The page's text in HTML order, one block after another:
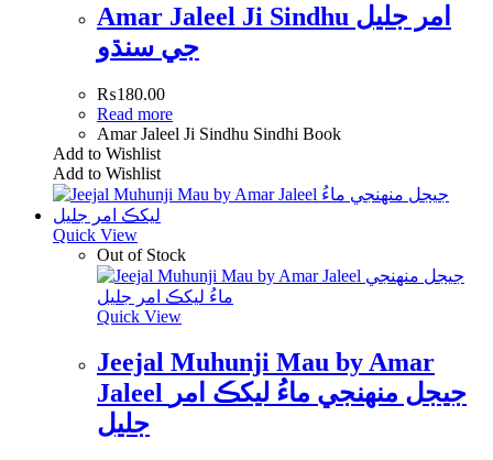
Amar Jaleel Ji Sindhu امر جليل
جي سنڌو
₨180.00
Read more
Amar Jaleel Ji Sindhu Sindhi Book
Add to Wishlist
Add to Wishlist
Quick View
Out of Stock
Quick View
Jeejal Muhunji Mau by Amar
Jaleel جيجل منھنجي ماءُ ليکڪ امر
جليل